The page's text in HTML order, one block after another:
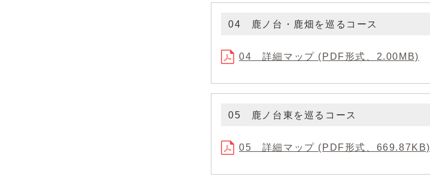
04 鹿ノ台・鹿畑を巡るコース
04 詳細マップ (PDF形式、2.00MB)
05 鹿ノ台東を巡るコース
05 詳細マップ (PDF形式、669.87KB)